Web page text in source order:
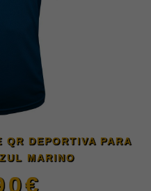
producto
variantes.
opciones
QR DEPORTIVA PARA
MARINO
€